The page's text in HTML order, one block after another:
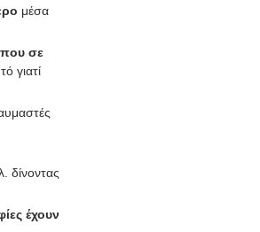
μέσα
που σε
γιατί
δίνοντας
έχουν